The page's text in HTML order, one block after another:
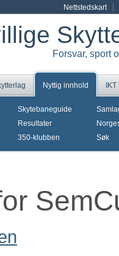
Nettstedskart
Forsvar, sport
Nyttig innhold
Skytebaneguide
Resultater
350-klubben
Søk